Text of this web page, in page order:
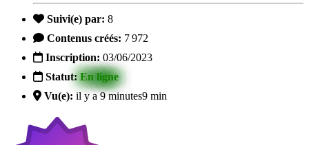
Suivi(e) par: 8
Contenus créés: 7 972
Inscription: 03/06/2023
Statut: En ligne
Vu(e): il y a 9 minutes9 min